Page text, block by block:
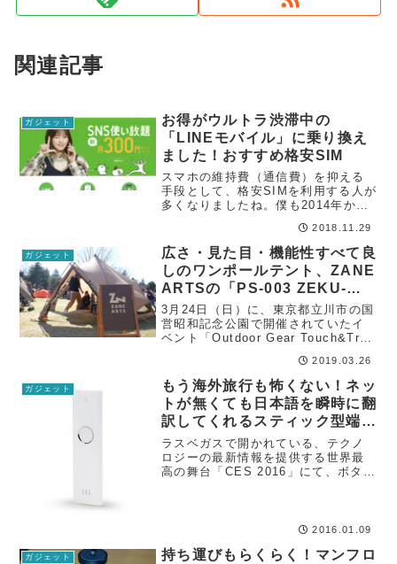
関連記事
ガジェット
お得がウルトラ渋滞中の
「LINEモバイル」に乗り換え
ました！おすすめ格安SIM
スマホの維持費（通信費）を抑える
手段として、格安SIMを利用する人が
多くなりましたね。僕も2014年から
ていて、おかげさまで４年以上も毎
月の固定費を安く抑えることが出来
ています。月にすると実に54ヶ月...
2018.11.29
ガジェット
広さ・見た目・機能性すべて良
しのワンポールテント、ZANE
ARTSの「PS-003 ZEKU-
M（ゼクーM）」が欲しい！
3月24日（日）に、東京都立川市の国
営昭和記念公園で開催されていたイ
ベント「Outdoor Gear Touch&Try
気になっていた「ZANE ARTSゼイ
ンアーツ」のテントも展示されてい
たので、実際...
2019.03.26
ガジェット
もう海外旅行も怖くない！ネッ
トが無くても日本語を瞬時に翻
訳してくれるスティック型端末
『ili（イリー）』が登場！
ラスベガスで開かれている、テクノ
ロジーの最新情報を提供する世界最
高の舞台「CES 2016」にて、ボタン
2016.01.09
ガジェット 持ち運びもらくらく！マンフロ